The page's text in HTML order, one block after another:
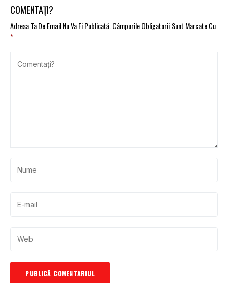
COMENTAȚI?
Adresa Ta De Email Nu Va Fi Publicată. Câmpurile Obligatorii Sunt Marcate Cu
*